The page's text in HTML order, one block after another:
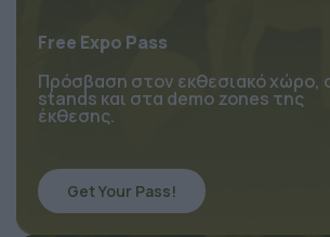
Free Expo Pass
Πρόσβαση στον εκθεσιακό χώρο,
stands και στα demo zones της
Get Your Pass!